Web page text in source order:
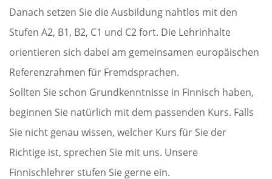
Danach setzen Sie die Ausbildung nahtlos mit den
Stufen A2, B1, B2, C1 und C2 fort. Die Lehrinhalte
orientieren sich dabei am gemeinsamen europäischen
Referenzrahmen für Fremdsprachen.
Sollten Sie schon Grundkenntnisse in Finnisch haben,
beginnen Sie natürlich mit dem passenden Kurs. Falls
Sie nicht genau wissen, welcher Kurs für Sie der
Richtige ist, sprechen Sie mit uns. Unsere
Finnischlehrer stufen Sie gerne ein.